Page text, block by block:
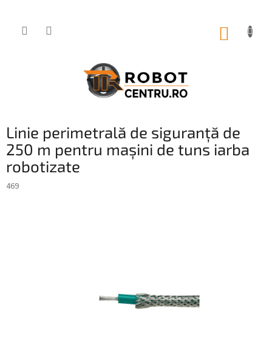
conținut
COŞ
Linie perimetrală de siguranță de
250 m pentru mașini de tuns iarba
robotizate
469